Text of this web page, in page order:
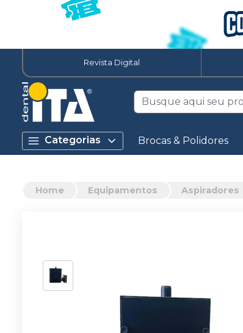
Revista Digital
Categorias Brocas & Polidores
Home Equipamentos Aspiradores